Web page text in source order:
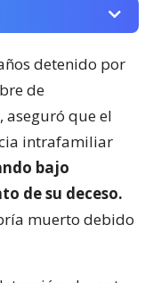
detenido por
de
, aseguró que el
intrafamiliar
bajo
de su deceso.
muerto debido